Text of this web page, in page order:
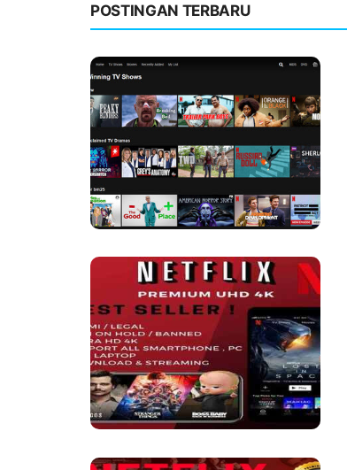
POSTINGAN TERBARU